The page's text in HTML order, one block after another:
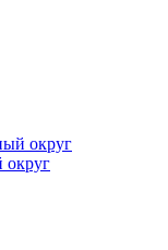
округ
округ